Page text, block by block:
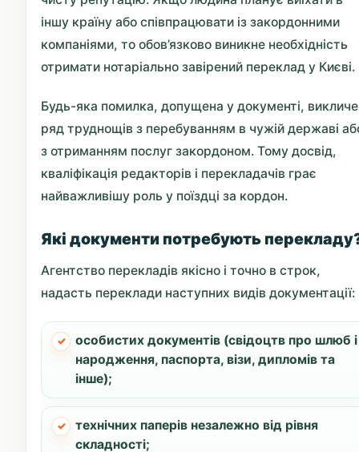
іншу країну або співпрацювати із закордонними
компаніями, то обов’язково виникне необхідність
отримати нотаріально завірений переклад у Києві.
Будь-яка помилка, допущена у документі, викличе
ряд труднощів з перебуванням в чужій державі
з отриманням послуг закордоном. Тому досвід,
кваліфікація редакторів і перекладачів грає
найважливішу роль у поїздці за кордон.
Які документи потребують
Агентство перекладів якісно і точно в строк,
надасть переклади наступних видів документації:
особистих документів (свідоцтв про шлюб і
народження, паспорта, візи, дипломів та
інше);
технічних паперів незалежно від рівня
складності;